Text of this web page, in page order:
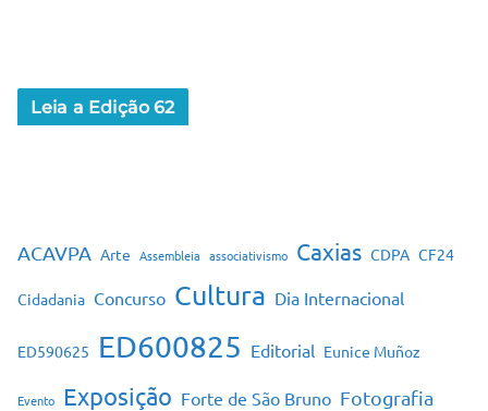
Leia a Edição 62
ACAVPA Arte Assembleia associativismo Caxias CDPA CF24
Cidadania Concurso Cultura Dia Internacional
ED590625 ED600825 Editorial Eunice Muñoz
Evento Exposição Forte de São Bruno Fotografia